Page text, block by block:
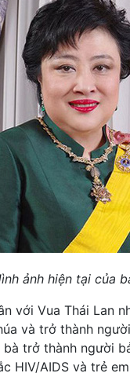
ảnh hiện tại của
với Vua Thái Lan
và trở thành
bà trở thành người
HIV/AIDS và trẻ